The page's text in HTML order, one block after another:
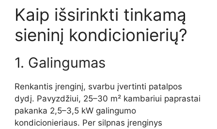
Kaip išsirinkti tinkamą
sieninį kondicionierių?
1. Galingumas
Renkantis įrenginį, svarbu įvertinti patalpos
dydį. Pavyzdžiui, 25–30 m² kambariui paprastai
pakanka 2,5–3,5 kW galingumo
kondicionieriaus. Per silpnas įrenginys